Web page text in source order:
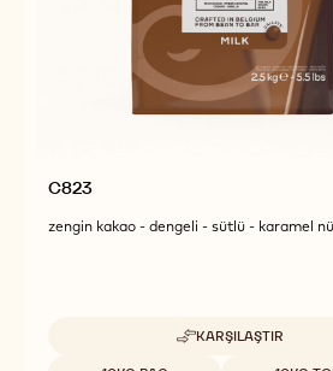
C823
zengin kakao - dengeli - sütlü - karamel
KARŞILAŞTIR
-
Uygun boyutlar